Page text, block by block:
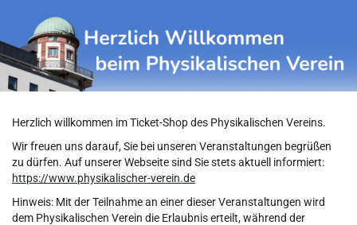
Haupt-
Inhalt
springen
Physikalischer
Verein
Herzlich willkommen im Ticket-Shop des Physikalischen Vereins.
Wir freuen uns darauf, Sie bei unseren Veranstaltungen begrüßen
zu dürfen. Auf unserer Webseite sind Sie stets aktuell informiert:
https://www.physikalischer-verein.de
Hinweis: Mit der Teilnahme an einer dieser Veranstaltungen wird
dem Physikalischen Verein die Erlaubnis erteilt, während der